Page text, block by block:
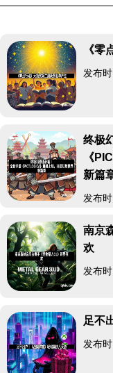
《零
发布
终极
《
新篇
发布
南京
欢
发布
足不
发布